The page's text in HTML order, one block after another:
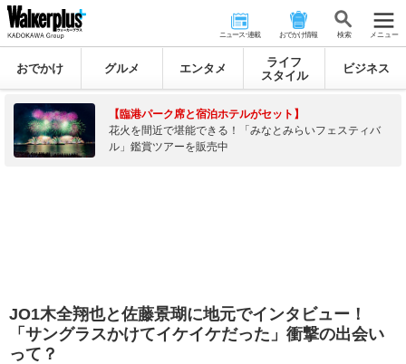
ニュース･連載 おでかけ情報 検 索 メニュー
おでかけ グルメ エンタメ
ライフ
スタイル
ビジネス
【臨港パーク席と宿泊ホテルがセット】
花火を間近で堪能できる！「みなとみらいフェスティバ
ル」鑑賞ツアーを販売中
JO1木全翔也と佐藤景瑚に地元でインタビュー！
「サングラスかけてイケイケだった」衝撃の出会い
って？